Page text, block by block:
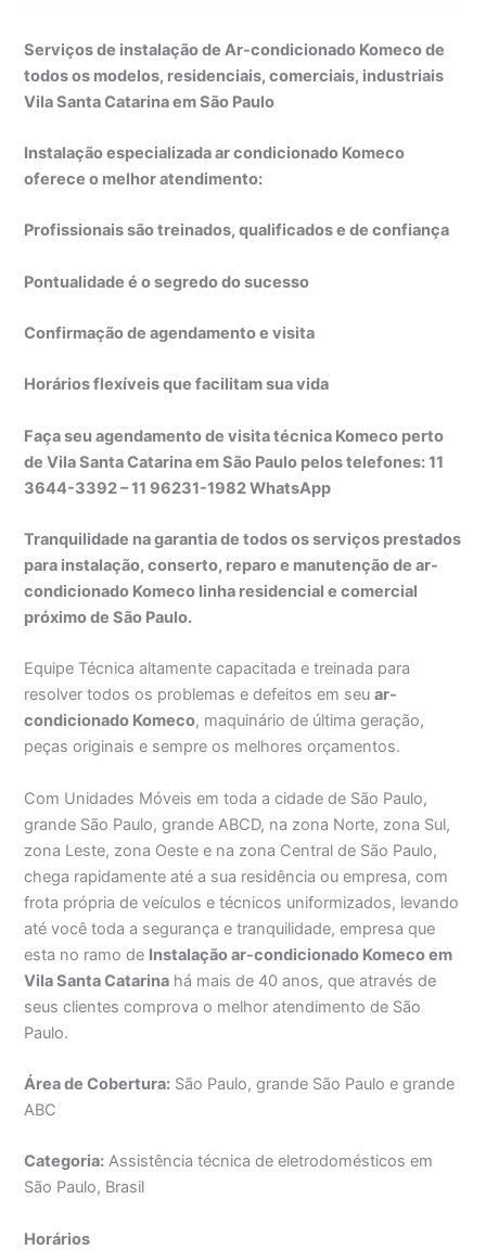
Serviços de instalação de Ar-condicionado Komeco de
todos os modelos, residenciais, comerciais, industriais
Vila Santa Catarina em São Paulo
Instalação especializada ar condicionado Komeco
oferece o melhor atendimento:
Profissionais são treinados, qualificados e de confiança
Pontualidade é o segredo do sucesso
Confirmação de agendamento e visita
Horários flexíveis que facilitam sua vida
Faça seu agendamento de visita técnica Komeco perto
de Vila Santa Catarina em São Paulo pelos telefones: 11
3644-3392 – 11 96231-1982 WhatsApp
Tranquilidade na garantia de todos os serviços prestados
para instalação, conserto, reparo e manutenção de ar-
condicionado Komeco linha residencial e comercial
próximo de São Paulo.
Equipe Técnica altamente capacitada e treinada para
resolver todos os problemas e defeitos em seuar-
condicionado Komeco, maquinário de última geração,
peças originais e sempre os melhores orçamentos.
Com Unidades Móveis em toda a cidade de São Paulo,
grande São Paulo, grande ABCD, na zona Norte, zona Sul,
zona Leste, zona Oeste e na zona Central de São Paulo,
chega rapidamente até a sua residência ou empresa, com
frota própria de veículos e técnicos uniformizados, levando
até você toda a segurança e tranquilidade, empresa que
esta no ramo de Instalação ar-condicionado Komeco em
Vila Santa Catarina há mais de 40 anos, que através de
seus clientes comprova o melhor atendimento de São
Paulo.
Área de Cobertura: São Paulo, grande São Paulo e grande
ABC
Categoria: Assistência técnica de eletrodomésticos em
São Paulo, Brasil
Horários